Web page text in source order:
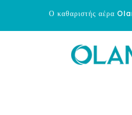
Ο καθαριστής αέρα